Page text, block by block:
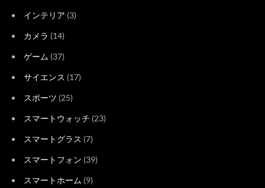
インテリア (3)
カメラ (14)
ゲーム (37)
サイエンス (17)
スポーツ (25)
スマートウォッチ (23)
スマートグラス (7)
スマートフォン (39)
スマートホーム (9)